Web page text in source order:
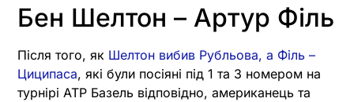
Бен Шелтон – Артур Філь
Після того, як Шелтон вибив Рубльова, а Філь –
Циципаса, які були посіяні під 1 та 3 номером на
турнірі ATP Базель відповідно, американець та